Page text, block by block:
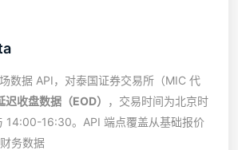
数据 API，对泰国证券交易所（MIC 代
迟收盘数据（EOD）
，交易时间为北京时
14:00-16:30。API 端点覆盖从基础报价
务数据